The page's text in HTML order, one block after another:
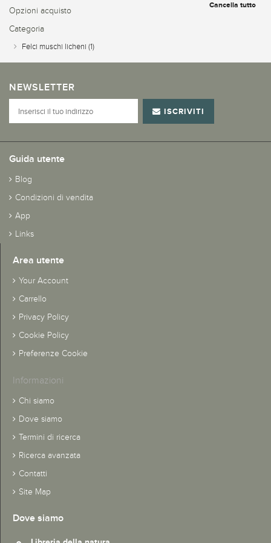
Cancella tutto
Opzioni acquisto
Categoria
Felci muschi licheni (1)
NEWSLETTER
ISCRIVITI
Guida utente
Blog
Condizioni di vendita
App
Links
Area utente
Your Account
Carrello
Privacy Policy
Cookie Policy
Preferenze Cookie
Informazioni
Chi siamo
Dove siamo
Termini di ricerca
Ricerca avanzata
Contatti
Site Map
Dove siamo